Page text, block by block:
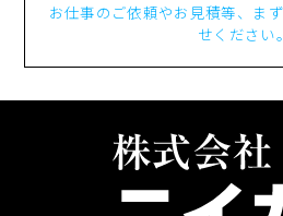
お仕事のご依頼やお見積等、ま
せください。